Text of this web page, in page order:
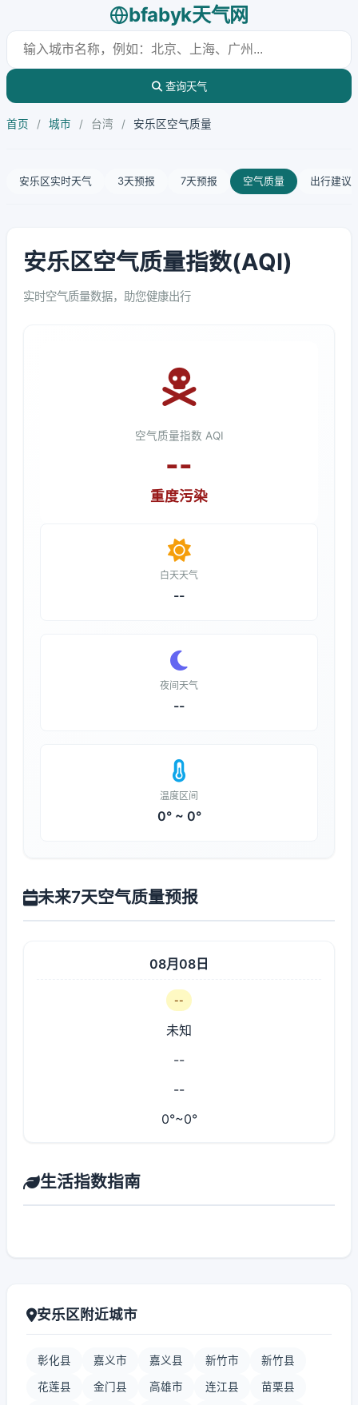
bfabyk天气网
查询天气
首页 / 城市 / 台湾 / 安乐区空气质量
安乐区实时天气 3天预报 7天预报 空气质量 出行建议
安乐区空气质量指数(AQI)
实时空气质量数据，助您健康出行
空气质量指数 AQI
--
重度污染
白天天气
--
夜间天气
--
温度区间
0° ~ 0°
未来7天空气质量预报
08月08日
--
未知
--
--
0°~0°
生活指数指南
安乐区附近城市
彰化县 嘉义市 嘉义县 新竹市 新竹县
花莲县 金门县 高雄市 连江县 苗栗县